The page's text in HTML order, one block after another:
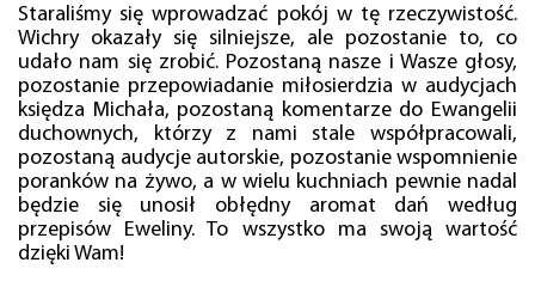
Staraliśmy się wprowadzać pokój w tę rzeczywistość.
Wichry okazały się silniejsze, ale pozostanie to, co
udało nam się zrobić. Pozostaną nasze i Wasze głosy,
pozostanie przepowiadanie miłosierdzia w audycjach
księdza Michała, pozostaną komentarze do Ewangelii
duchownych, którzy z nami stale współpracowali,
pozostaną audycje autorskie, pozostanie wspomnienie
poranków na żywo, a w wielu kuchniach pewnie nadal
będzie się unosił obłędny aromat dań według
przepisów Eweliny. To wszystko ma swoją wartość
dzięki Wam!